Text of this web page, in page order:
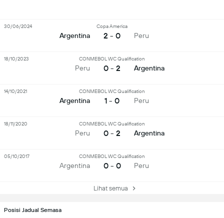
Posisi Jadual Semasa
Argentina
Copa America
2 - 0 Peru
30/06/2024
Peru
CONMEBOL WC Qualification
0 - 2 Argentina
18/10/2023
Argentina
CONMEBOL WC Qualification
1 - 0 Peru
14/10/2021
Peru
CONMEBOL WC Qualification
0 - 2 Argentina
18/11/2020
Argentina
CONMEBOL WC Qualification
0 - 0 Peru
05/10/2017
Lihat semua